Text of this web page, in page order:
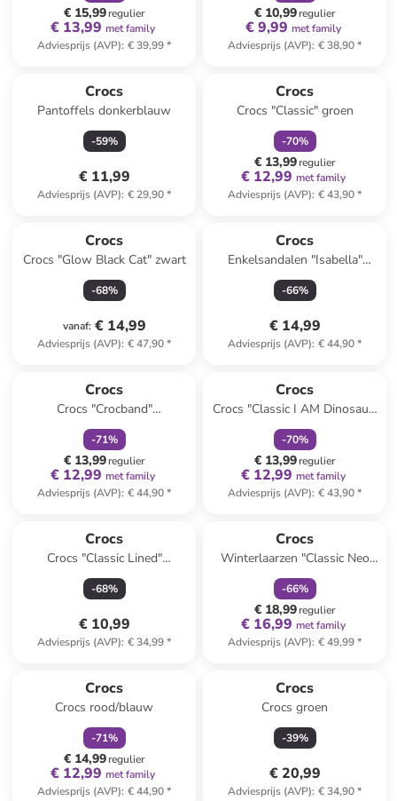
€ 15,99regulier
€ 13,99 met family
Adviesprijs (AVP): € 39,99*
€ 10,99regulier
€ 9,99 met family
Adviesprijs (AVP): € 38,90*
Crocs
Pantoffels donkerblauw
-59%
€ 11,99
Adviesprijs (AVP): € 29,90*
Crocs
Crocs "Classic" groen
-70%
€ 13,99regulier
€ 12,99 met family
Adviesprijs (AVP): € 43,90*
Crocs
Crocs "Glow Black Cat" zwart
-68%
vanaf: € 14,99
Adviesprijs (AVP): € 47,90*
Crocs
Enkelsandalen "Isabella"
zilverkleurig
-66%
€ 14,99
Adviesprijs (AVP): € 44,90*
Crocs
Crocs "Crocband"
donkerblauw
-71%
€ 13,99regulier
€ 12,99 met family
Adviesprijs (AVP): € 44,90*
Crocs
Crocs "Classic I AM Dinosaur"
groen
-70%
€ 13,99regulier
€ 12,99 met family
Adviesprijs (AVP): € 43,90*
Crocs
Crocs "Classic Lined"
donkerblauw
-68%
€ 10,99
Adviesprijs (AVP): € 34,99*
Crocs
Winterlaarzen "Classic Neo
Puff" roze
-66%
€ 18,99regulier
€ 16,99 met family
Adviesprijs (AVP): € 49,99*
Crocs
Crocs rood/blauw
-71%
€ 14,99regulier
€ 12,99 met family
Adviesprijs (AVP): € 44,90*
Crocs
Crocs groen
-39%
€ 20,99
Adviesprijs (AVP): € 34,90*